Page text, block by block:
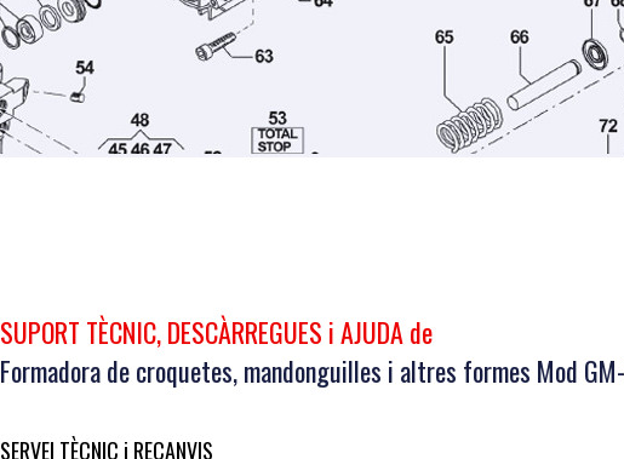
SUPORT TÈCNIC, DESCÀRREGUES i AJUDA de
Formadora de croquetes, mandonguilles i altres formes Mod
SERVEI TÈCNIC i RECANVIS